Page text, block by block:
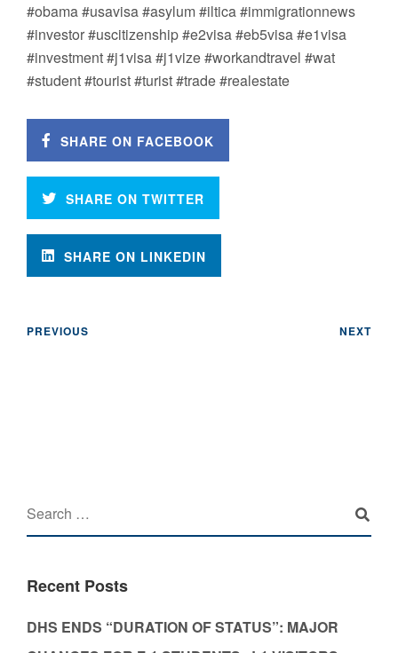
#obama #usavisa #asylum #iltica #immigrationnews
#investor #uscitizenship #e2visa #eb5visa #e1visa
#investment #j1visa #j1vize #workandtravel #wat
#student #tourist #turist #trade #realestate
SHARE ON FACEBOOK
SHARE ON TWITTER
SHARE ON LINKEDIN
PREVIOUS NEXT
Recent Posts
DHS ENDS “DURATION OF STATUS”: MAJOR